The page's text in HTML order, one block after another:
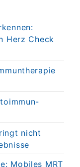
Herz Check
nicht
Mobiles MRT